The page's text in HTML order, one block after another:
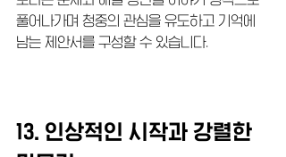
풀어나가며 청중의 관심을 유도하고 기억에
남는 제안서를 구성할 수 있습니다.
13. 인상적인 시작과 강렬한